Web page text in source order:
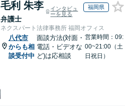
毛利 朱李
弁護士
インタビュ
ーを見る
福岡県
ネクスパート法律事務所 福岡オフィス
八代市
からも相
談受付中
面談方法(対面・
電話・ビデオな
ど)は応相談
営業時間：09:
00~21:00（土
日祝日）